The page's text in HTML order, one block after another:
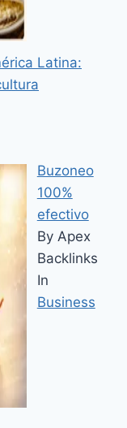
Latina:
Buzoneo
100%
efectivo
By Apex
Backlinks
In
Business